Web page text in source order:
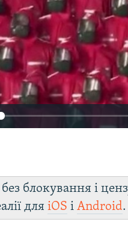
No media
блокування і
дляiOS іAndroid.